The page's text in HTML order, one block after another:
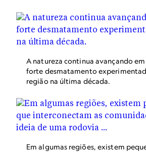
represálias.
A natureza continua avançando
forte desmatamento
região na última década.
Em algumas regiões, existem